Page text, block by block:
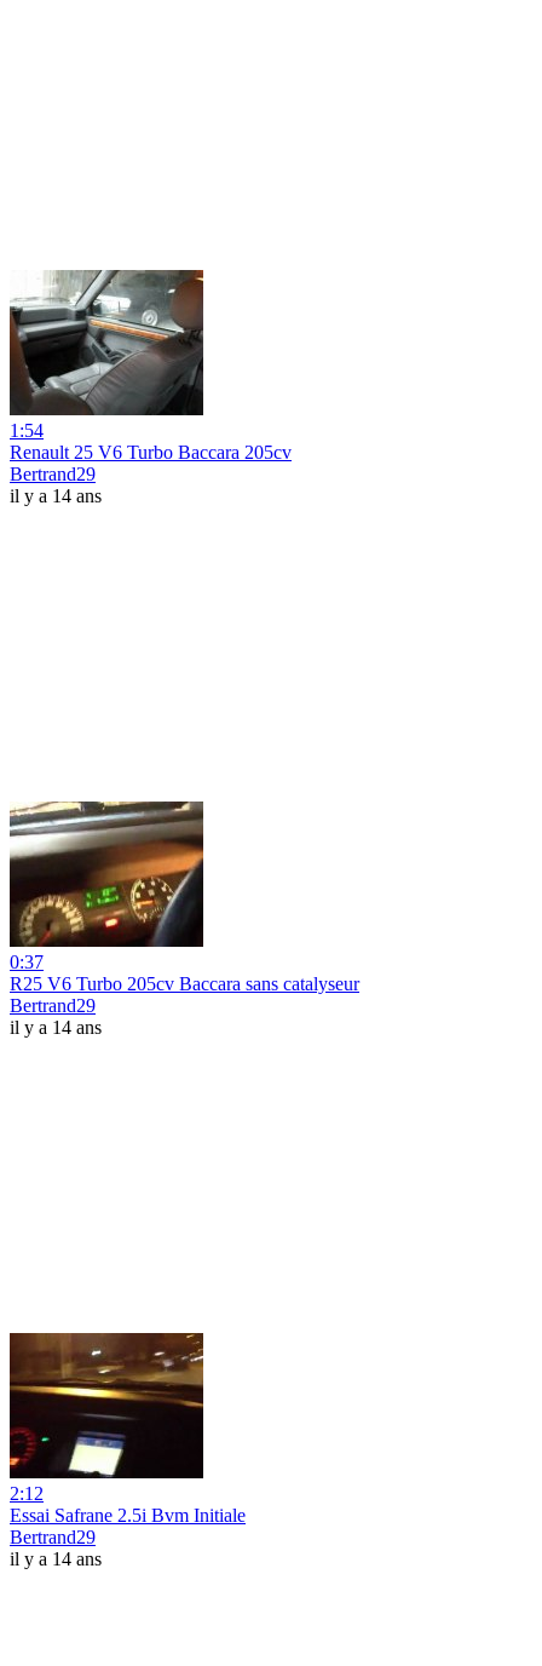
1:54
Renault 25 V6 Turbo Baccara 205cv
Bertrand29
il y a 14 ans
0:37
R25 V6 Turbo 205cv Baccara sans catalyseur
Bertrand29
il y a 14 ans
2:12
Essai Safrane 2.5i Bvm Initiale
Bertrand29
il y a 14 ans